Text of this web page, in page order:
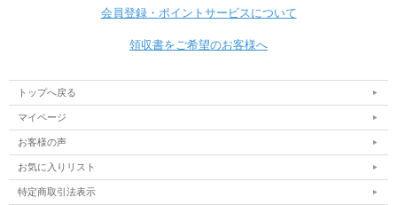
会員登録・ポイントサービスについて
領収書をご希望のお客様へ
トップへ戻る
マイページ
お客様の声
お気に入りリスト
特定商取引法表示